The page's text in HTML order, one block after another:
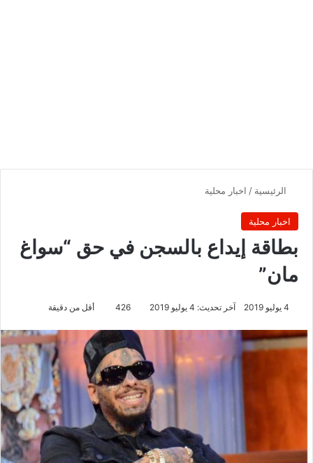
الرئيسية / اخبار محلية
اخبار محلية
بطاقة إيداع بالسجن في حق “سواغ
مان”
4 يوليو 2019 آخر تحديث: 4 يوليو 2019 426 أقل من دقيقة